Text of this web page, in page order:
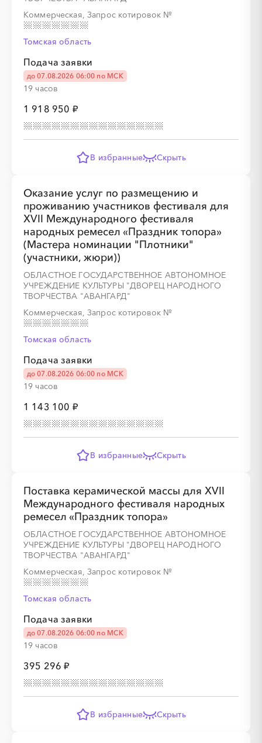
Коммерческая, Запрос котировок №
Томская область
Подача заявки
до 07.08.2026 06:00 по МСК
19 часов
1 918 950 ₽
В избранные Скрыть
Оказание услуг по размещению и
проживанию участников фестиваля для
XVII Международного фестиваля
народных ремесел «Праздник топора»
(Мастера номинации "Плотники"
(участники, жюри))
ОБЛАСТНОЕ ГОСУДАРСТВЕННОЕ АВТОНОМНОЕ
УЧРЕЖДЕНИЕ КУЛЬТУРЫ "ДВОРЕЦ НАРОДНОГО
ТВОРЧЕСТВА "АВАНГАРД"
Коммерческая, Запрос котировок №
Томская область
Подача заявки
до 07.08.2026 06:00 по МСК
19 часов
1 143 100 ₽
В избранные Скрыть
Поставка керамической массы для XVII
Международного фестиваля народных
ремесел «Праздник топора»
ОБЛАСТНОЕ ГОСУДАРСТВЕННОЕ АВТОНОМНОЕ
УЧРЕЖДЕНИЕ КУЛЬТУРЫ "ДВОРЕЦ НАРОДНОГО
ТВОРЧЕСТВА "АВАНГАРД"
Коммерческая, Запрос котировок №
Томская область
Подача заявки
до 07.08.2026 06:00 по МСК
19 часов
395 296 ₽
В избранные Скрыть